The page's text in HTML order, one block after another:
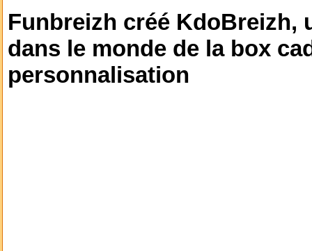
Funbreizh créé KdoBreizh,
dans le monde de la box
personnalisation